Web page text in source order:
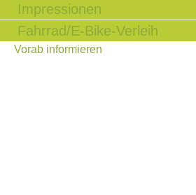
Impressionen
Fahrrad/E-Bike-Verleih
Vorab informieren